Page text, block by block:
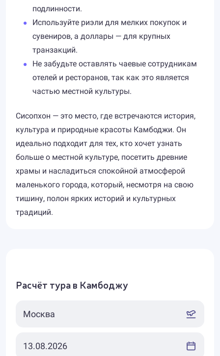
подлинности.
Используйте риэли для мелких покупок и
сувениров, а доллары — для крупных
транзакций.
Не забудьте оставлять чаевые сотрудникам
отелей и ресторанов, так как это является
частью местной культуры.
Сисопхон — это место, где встречаются история,
культура и природные красоты Камбоджи. Он
идеально подходит для тех, кто хочет узнать
больше о местной культуре, посетить древние
храмы и насладиться спокойной атмосферой
маленького города, который, несмотря на свою
тишину, полон ярких историй и культурных
традиций.
Расчёт тура в Камбоджу